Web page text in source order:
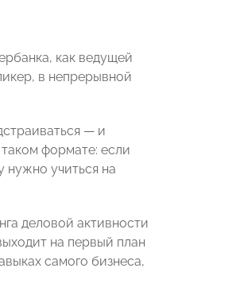
как ведущей
в непрерывной
— и
формате: если
нужно учиться на
деловой активности
на первый план
самого бизнеса,